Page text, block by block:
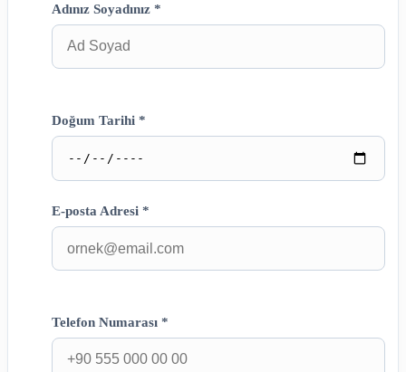
Adınız Soyadınız *
Doğum Tarihi *
E-posta Adresi *
Telefon Numarası *